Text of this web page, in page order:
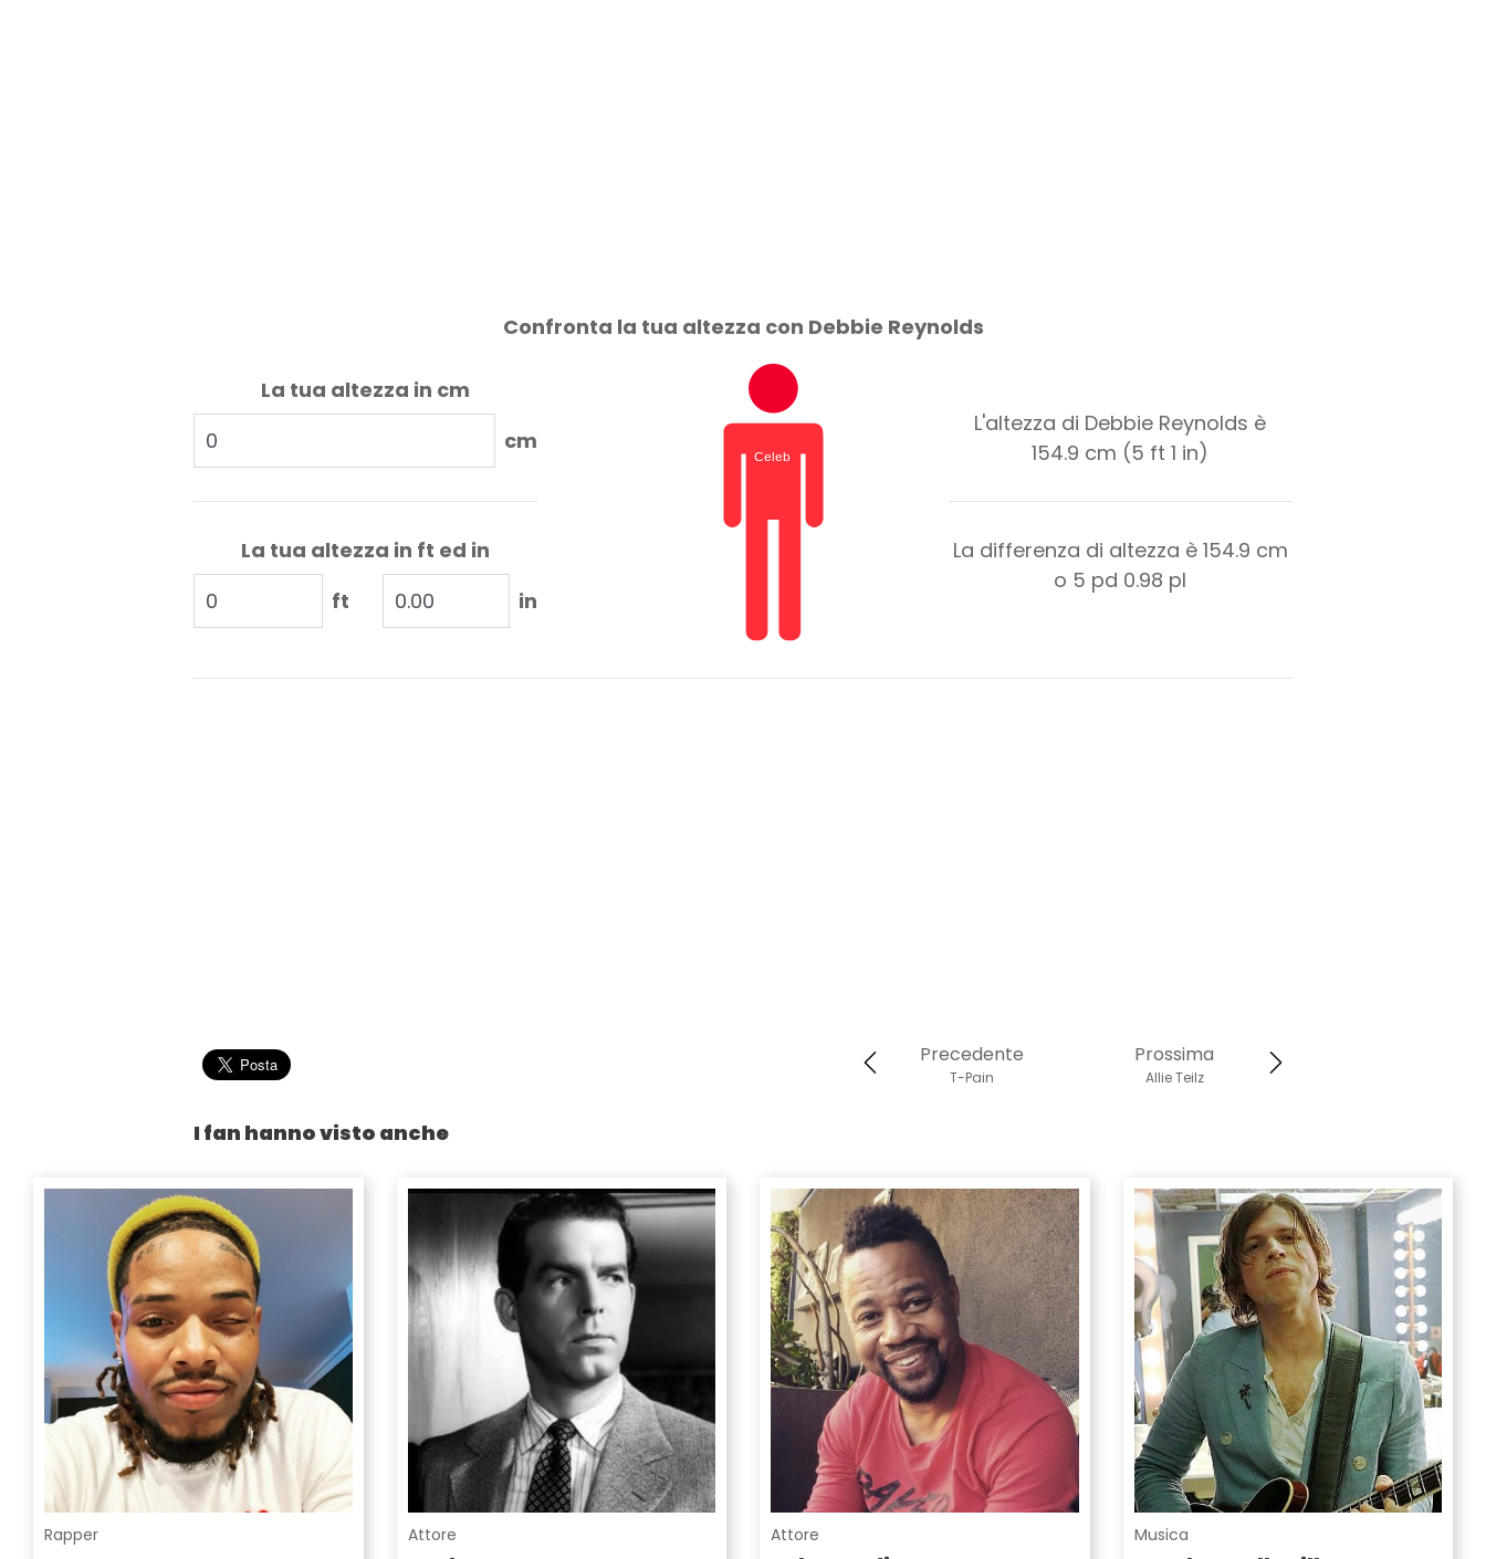
Confronta la tua altezza con Debbie Reynolds
La tua altezza in cm
cm
La tua altezza in ft ed in
ft
in
L'altezza di Debbie Reynolds è
154.9 cm (5 ft 1 in)
La differenza di altezza è 154.9 cm
o 5 pd 0.98 pl
Prossima
Allie Teilz
Precedente
T-Pain
I fan hanno visto anche
Rapper Attore Attore Musica